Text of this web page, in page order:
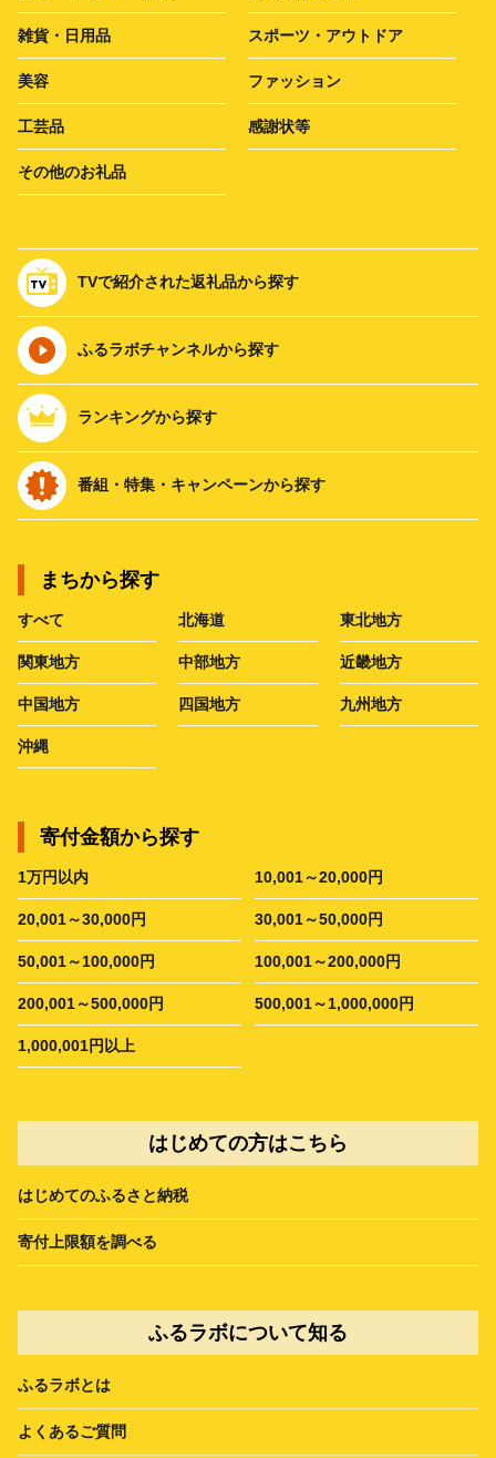
雑貨・日用品 スポーツ・アウトドア
美容 ファッション
工芸品 感謝状等
その他のお礼品
TVで紹介された返礼品から探す
ふるラボチャンネルから探す
ランキングから探す
番組・特集・キャンペーンから探す
まちから探す
すべて 北海道 東北地方
関東地方 中部地方 近畿地方
中国地方 四国地方 九州地方
沖縄
寄付金額から探す
1万円以内 10,001～20,000円
20,001～30,000円 30,001～50,000円
50,001～100,000円 100,001～200,000円
200,001～500,000円 500,001～1,000,000円
1,000,001円以上
はじめての方はこちら
はじめてのふるさと納税
寄付上限額を調べる
ふるラボについて知る
ふるラボとは
よくあるご質問